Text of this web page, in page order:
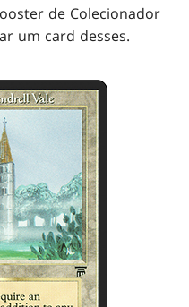
de Colecionador
um card desses.